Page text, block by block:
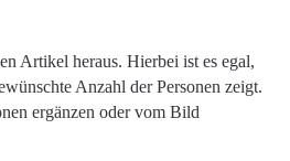
Artikel heraus. Hierbei ist es egal,
Anzahl der Personen zeigt.
ergänzen oder vom Bild